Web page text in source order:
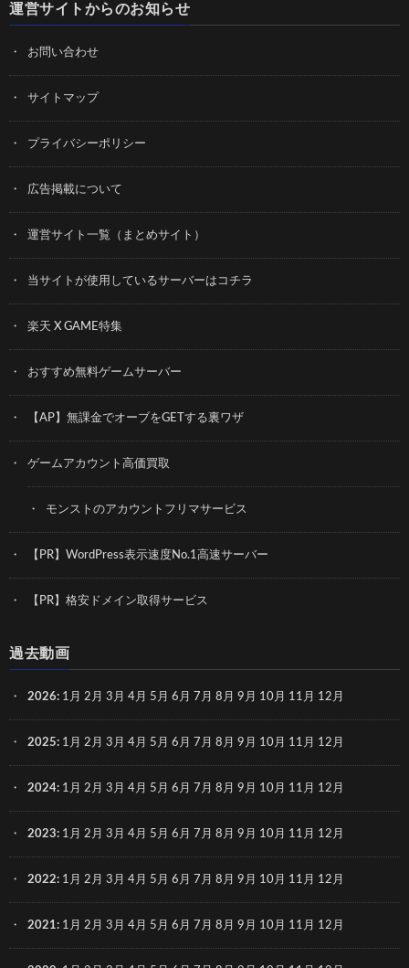
運営サイトからのお知らせ
お問い合わせ
サイトマップ
プライバシーポリシー
広告掲載について
運営サイト一覧（まとめサイト）
当サイトが使用しているサーバーはコチラ
楽天 X GAME特集
おすすめ無料ゲームサーバー
【AP】無課金でオーブをGETする裏ワザ
ゲームアカウント高価買取
モンストのアカウントフリマサービス
【PR】WordPress表示速度No.1高速サーバー
【PR】格安ドメイン取得サービス
過去動画
2026: 1月 2月 3月 4月 5月 6月 7月 8月 9月 10月 11月 12月
2025: 1月 2月 3月 4月 5月 6月 7月 8月 9月 10月 11月 12月
2024: 1月 2月 3月 4月 5月 6月 7月 8月 9月 10月 11月 12月
2023: 1月 2月 3月 4月 5月 6月 7月 8月 9月 10月 11月 12月
2022: 1月 2月 3月 4月 5月 6月 7月 8月 9月 10月 11月 12月
2021: 1月 2月 3月 4月 5月 6月 7月 8月 9月 10月 11月 12月